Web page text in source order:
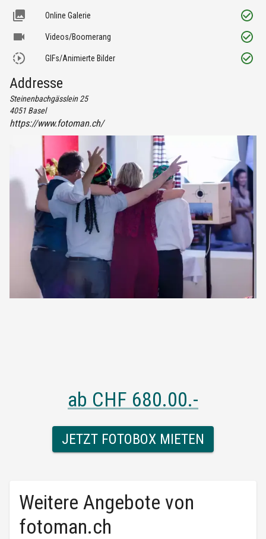
Online Galerie
Videos/Boomerang
GIFs/Animierte Bilder
Addresse
Steinenbachgässlein 25
4051 Basel
https://www.fotoman.ch/
ab CHF 680.00.-
JETZT FOTOBOX MIETEN
Weitere Angebote von
fotoman.ch